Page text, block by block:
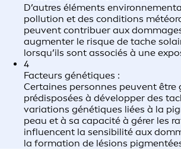
D’autres éléments
pollution et des conditions
peuvent contribuer aux
augmenter le risque de tache
lorsqu’ils sont associés à une
4
Facteurs génétiques :
Certaines personnes peuvent
prédisposées à développer des
variations génétiques liées à la
peau et à sa capacité à gérer les
influencent la sensibilité aux
la formation de lésions